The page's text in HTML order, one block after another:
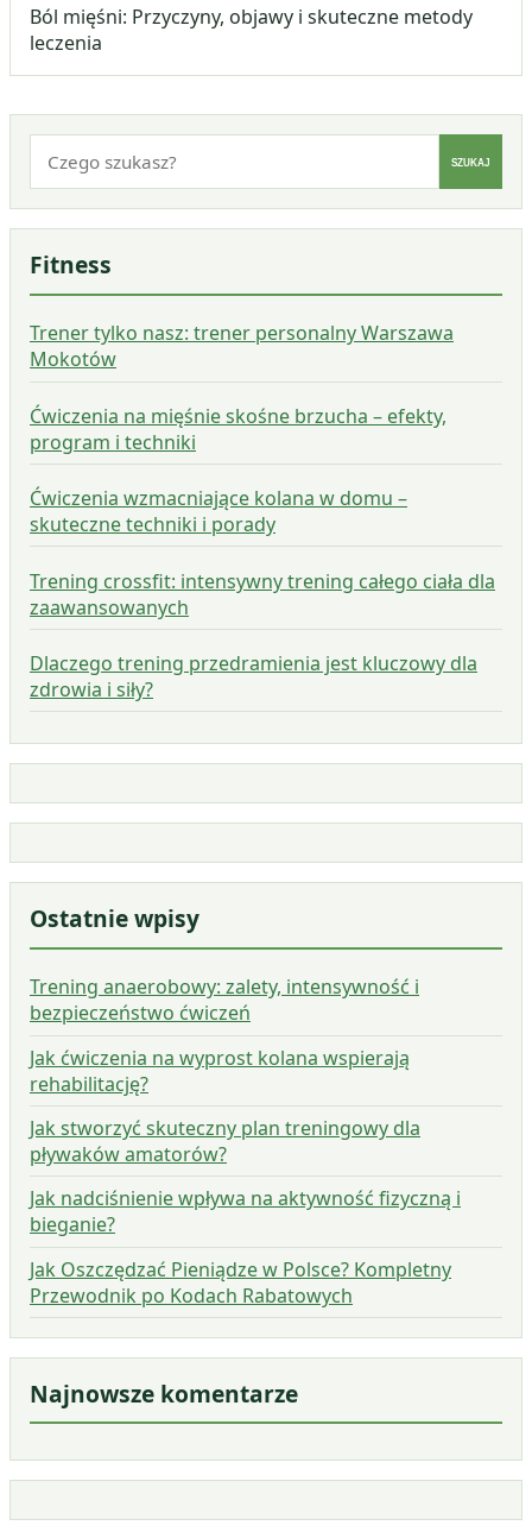
Ból mięśni: Przyczyny, objawy i skuteczne metody
leczenia
SZUKAJ
Fitness
Trener tylko nasz: trener personalny Warszawa
Mokotów
Ćwiczenia na mięśnie skośne brzucha – efekty,
program i techniki
Ćwiczenia wzmacniające kolana w domu –
skuteczne techniki i porady
Trening crossfit: intensywny trening całego ciała dla
zaawansowanych
Dlaczego trening przedramienia jest kluczowy dla
zdrowia i siły?
Ostatnie wpisy
Trening anaerobowy: zalety, intensywność i
bezpieczeństwo ćwiczeń
Jak ćwiczenia na wyprost kolana wspierają
rehabilitację?
Jak stworzyć skuteczny plan treningowy dla
pływaków amatorów?
Jak nadciśnienie wpływa na aktywność fizyczną i
bieganie?
Jak Oszczędzać Pieniądze w Polsce? Kompletny
Przewodnik po Kodach Rabatowych
Najnowsze komentarze